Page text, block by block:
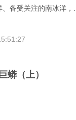
备受关注的南冰洋，...
蟒（上）